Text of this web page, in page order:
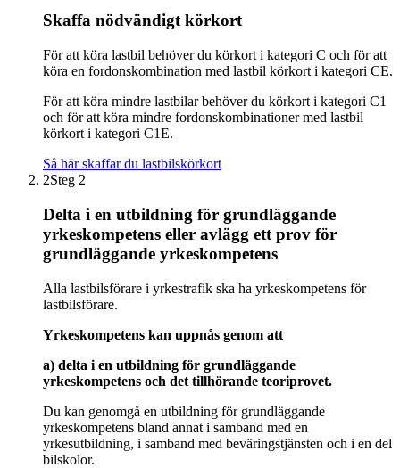
Skaffa nödvändigt körkort
För att köra lastbil behöver du körkort i kategori C och för att
köra en fordonskombination med lastbil körkort i kategori CE.
För att köra mindre lastbilar behöver du körkort i kategori C1
och för att köra mindre fordonskombinationer med lastbil
körkort i kategori C1E.
Så här skaffar du lastbilskörkort
2Steg 2
Delta i en utbildning för grundläggande
yrkeskompetens eller avlägg ett prov för
grundläggande yrkeskompetens
Alla lastbilsförare i yrkestrafik ska ha yrkeskompetens för
lastbilsförare.
Yrkeskompetens kan uppnås genom att
a) delta i en utbildning för grundläggande
yrkeskompetens och det tillhörande teoriprovet.
Du kan genomgå en utbildning för grundläggande
yrkeskompetens bland annat i samband med en
yrkesutbildning, i samband med beväringstjänsten och i en del
bilskolor.